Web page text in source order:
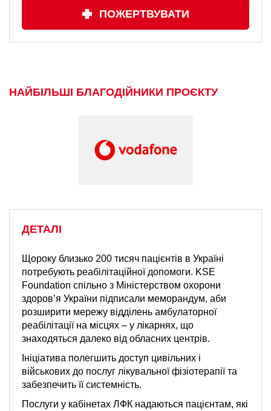
ПОЖЕРТВУВАТИ
НАЙБІЛЬШІ БЛАГОДІЙНИКИ ПРОЄКТУ
ДЕТАЛІ
Щороку близько 200 тисяч пацієнтів в Україні
потребують реабілітаційної допомоги. KSE
Foundation спільно з Міністерством охорони
здоров’я України підписали меморандум, аби
розширити мережу відділень амбулаторної
реабілітації на місцях – у лікарнях, що
знаходяться далеко від обласних центрів.
Ініціатива полегшить доступ цивільних і
військових до послуг лікувальної фізіотерапії та
забезпечить її системність.
Послуги у кабінетах ЛФК надаються пацієнтам, які